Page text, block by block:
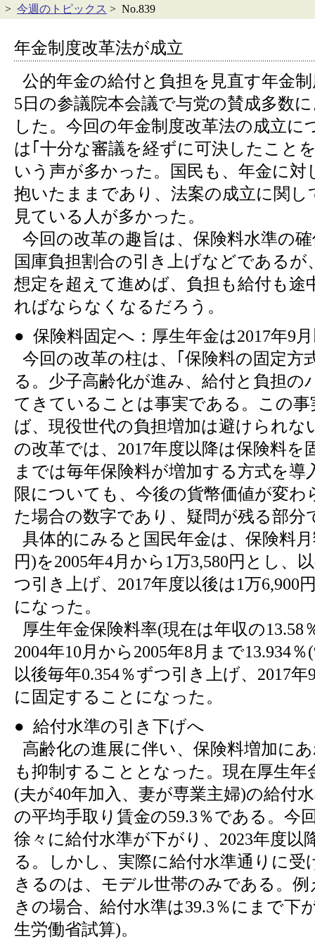
> 今週のトピックス > No.839
年金制度改革法が成立
公的年金の給付と負担を見直す年金
5日の参議院本会議で与党の賛成多数
した。今回の年金制度改革法の成立に
は｢十分な審議を経ずに可決したこと
いう声が多かった。国民も、年金に対
抱いたままであり、法案の成立に関し
見ている人が多かった。
今回の改革の趣旨は、保険料水準の
国庫負担割合の引き上げなどであるが
想定を超えて進めば、負担も給付も途
ればならなくなるだろう。
● 保険料固定へ：厚生年金は2017年9
今回の改革の柱は、｢保険料の固定方
る。少子高齢化が進み、給付と負担の
てきていることは事実である。この
ば、現役世代の負担増加は避けられな
の改革では、2017年度以降は保険料を
までは毎年保険料が増加する方式を導
限についても、今後の貨幣価値が変わ
た場合の数字であり、疑問が残る部分
具体的にみると国民年金は、保険料月
円)を2005年4月から1万3,580円とし、
つ引き上げ、2017年度以後は1万6,900
になった。
厚生年金保険料率(現在は年収の13.58
2004年10月から2005年8月まで13.934
以後毎年0.354％ずつ引き上げ、2017年
に固定することになった。
● 給付水準の引き下げへ
高齢化の進展に伴い、保険料増加に
も抑制することとなった。現在厚生年
(夫が40年加入、妻が専業主婦)の給付
の平均手取り賃金の59.3％である。今
徐々に給付水準が下がり、2023年度以
る。しかし、実際に給付水準通りに受
きるのは、モデル世帯のみである。
きの場合、給付水準は39.3％にまで下
生労働省試算)。